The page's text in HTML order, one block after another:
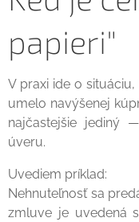
papieri"
V praxi ide o
umelo navýšenej
najčastejšie jediný
úveru.
Uvediem príklad:
Nehnuteľnosť sa
zmluve je uvedená